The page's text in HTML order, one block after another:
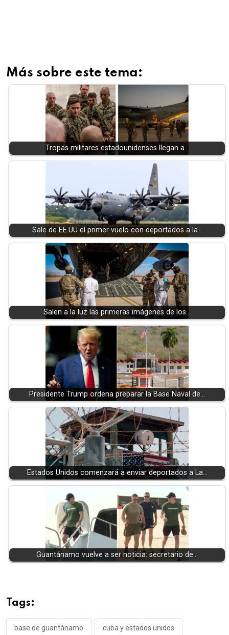
Más sobre este tema:
Tropas militares estadounidenses llegan a…
Sale de EE.UU el primer vuelo con deportados a la…
Salen a la luz las primeras imágenes de los…
Presidente Trump ordena preparar la Base Naval de…
Estados Unidos comenzará a enviar deportados a La…
Guantánamo vuelve a ser noticia: secretario de…
Tags:
base de guantánamo cuba y estados unidos